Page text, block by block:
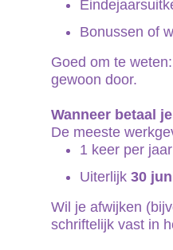
Bonussen of
Goed om te
gewoon door.
Wanneer betaal
De meeste
1 keer per
Uiterlijk 30
Wil je afwijken
schriftelijk vast in